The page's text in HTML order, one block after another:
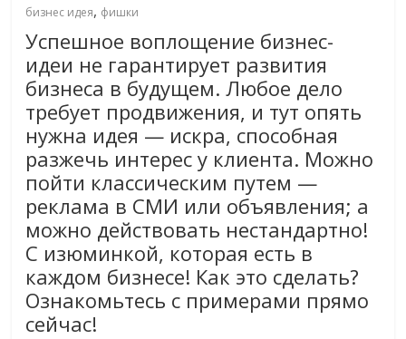
бизнес идея, фишки
Успешное воплощение бизнес-
идеи не гарантирует развития
бизнеса в будущем. Любое дело
требует продвижения, и тут опять
нужна идея — искра, способная
разжечь интерес у клиента. Можно
пойти классическим путем —
реклама в СМИ или объявления; а
можно действовать нестандартно!
С изюминкой, которая есть в
каждом бизнесе! Как это сделать?
Ознакомьтесь с примерами прямо
сейчас!